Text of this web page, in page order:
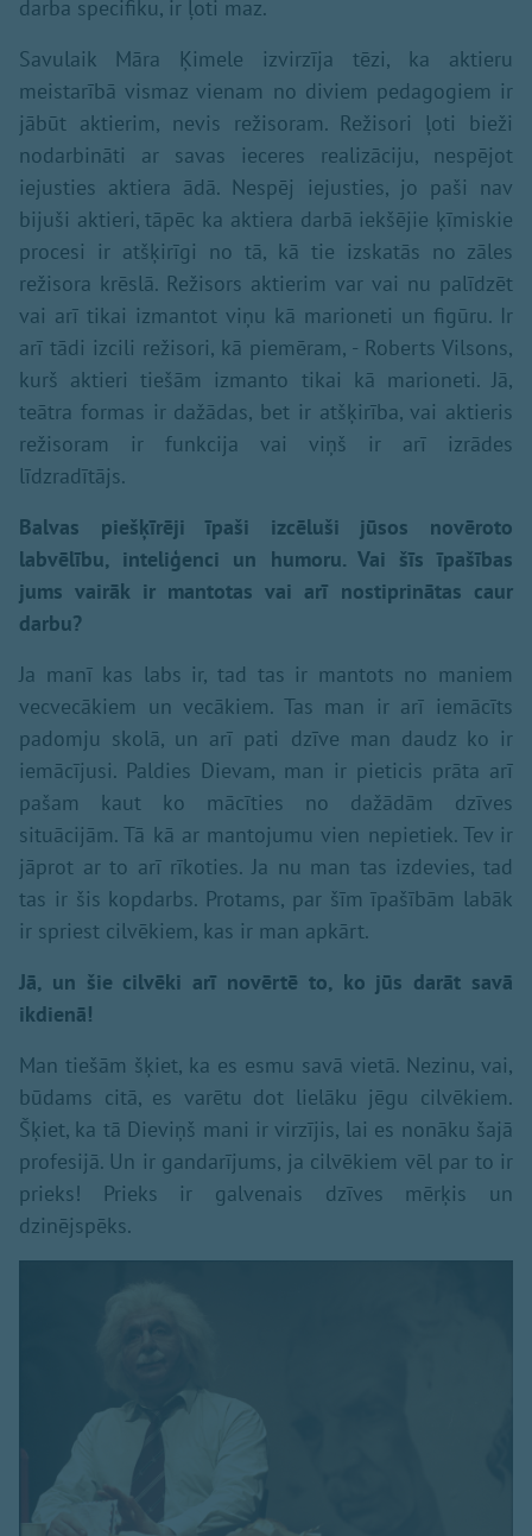
darba specifiku, ir ļoti maz.
Savulaik Māra Ķimele izvirzīja tēzi, ka aktieru
meistarībā vismaz vienam no diviem pedagogiem ir
jābūt aktierim, nevis režisoram. Režisori ļoti bieži
nodarbināti ar savas ieceres realizāciju, nespējot
iejusties aktiera ādā. Nespēj iejusties, jo paši nav
bijuši aktieri, tāpēc ka aktiera darbā iekšējie ķīmiskie
procesi ir atšķirīgi no tā, kā tie izskatās no zāles
režisora krēslā. Režisors aktierim var vai nu palīdzēt
vai arī tikai izmantot viņu kā marioneti un figūru. Ir
arī tādi izcili režisori, kā piemēram, - Roberts Vilsons,
kurš aktieri tiešām izmanto tikai kā marioneti. Jā,
teātra formas ir dažādas, bet ir atšķirība, vai aktieris
režisoram ir funkcija vai viņš ir arī izrādes
līdzradītājs.
Balvas piešķīrēji īpaši izcēluši jūsos novēroto
labvēlību, inteliģenci un humoru. Vai šīs īpašības
jums vairāk ir mantotas vai arī nostiprinātas caur
darbu?
Ja manī kas labs ir, tad tas ir mantots no maniem
vecvecākiem un vecākiem. Tas man ir arī iemācīts
padomju skolā, un arī pati dzīve man daudz ko ir
iemācījusi. Paldies Dievam, man ir pieticis prāta arī
pašam kaut ko mācīties no dažādām dzīves
situācijām. Tā kā ar mantojumu vien nepietiek. Tev ir
jāprot ar to arī rīkoties. Ja nu man tas izdevies, tad
tas ir šis kopdarbs. Protams, par šīm īpašībām labāk
ir spriest cilvēkiem, kas ir man apkārt.
Jā, un šie cilvēki arī novērtē to, ko jūs darāt savā
ikdienā!
Man tiešām šķiet, ka es esmu savā vietā. Nezinu, vai,
būdams citā, es varētu dot lielāku jēgu cilvēkiem.
Šķiet, ka tā Dieviņš mani ir virzījis, lai es nonāku šajā
profesijā. Un ir gandarījums, ja cilvēkiem vēl par to ir
prieks! Prieks ir galvenais dzīves mērķis un
dzinējspēks.